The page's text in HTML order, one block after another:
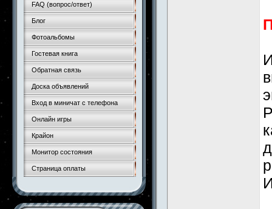
FAQ (вопрос/ответ)
Блог
Фотоальбомы
Гостевая книга
Обратная связь
Доска объявлений
Вход в миничат с телефона
Онлайн игры
Крайон
Монитор состояния
Страница оплаты